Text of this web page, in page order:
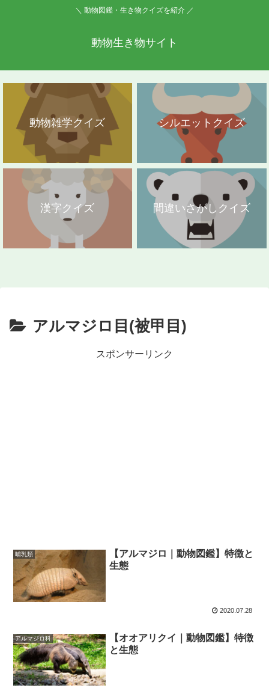
＼ 動物図鑑・生き物クイズを紹介 ／
動物生き物サイト
動物雑学クイズ シルエットクイズ
漢字クイズ 間違いさがしクイズ
アルマジロ目(被甲目)
スポンサーリンク
哺乳類
【アルマジロ｜動物図鑑】特徴と
生態
2020.07.28
アルマジロ科
【オオアリクイ｜動物図鑑】特徴
と生態